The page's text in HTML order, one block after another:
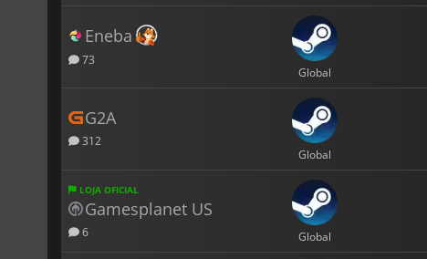
Eneba
73
Global
G2A
312
Global
LOJA OFICIAL
Gamesplanet US
6 Global